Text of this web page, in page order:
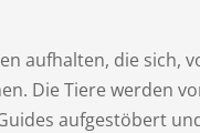
aufhalten, die sich,
Die Tiere werden
aufgestöbert